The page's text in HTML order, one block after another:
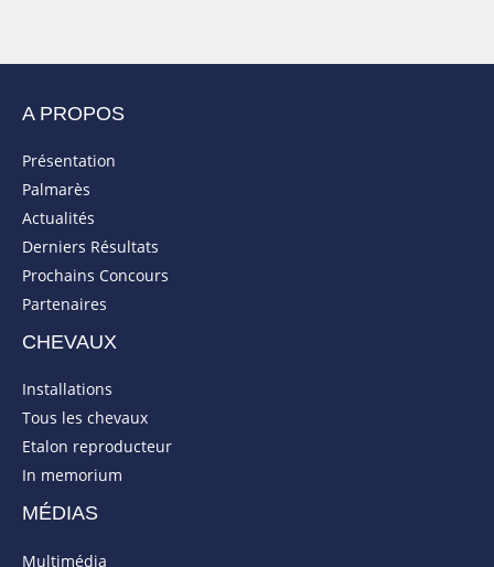
A PROPOS
Présentation
Palmarès
Actualités
Derniers Résultats
Prochains Concours
Partenaires
CHEVAUX
Installations
Tous les chevaux
Etalon reproducteur
In memorium
MÉDIAS
Multimédia